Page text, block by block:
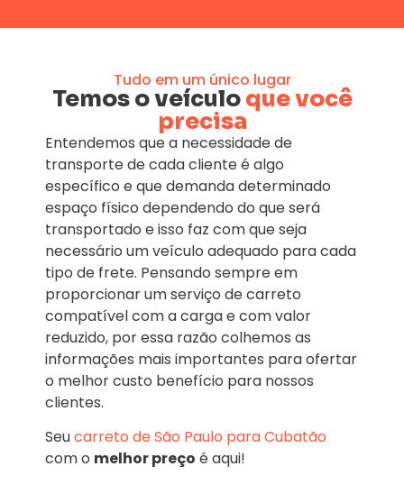
Tudo em um único lugar
Temos o veículoque você
precisa
Entendemos que a necessidade de
transporte de cada cliente é algo
específico e que demanda determinado
espaço físico dependendo do que será
transportado e isso faz com que seja
necessário um veículo adequado para cada
tipo de frete. Pensando sempre em
proporcionar um serviço de carreto
compatível com a carga e com valor
reduzido, por essa razão colhemos as
informações mais importantes para ofertar
o melhor custo benefício para nossos
clientes.
Seucarreto de São Paulo para Cubatão
com o melhor preço é aqui!